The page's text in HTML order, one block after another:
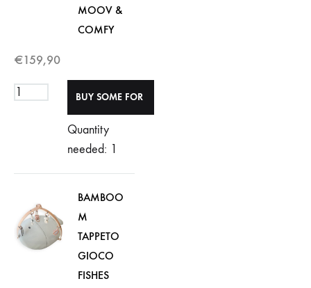
MOOV &
COMFY
€159,90
Quantity
needed: 1
BAMBOO
M
TAPPETO
GIOCO
FISHES